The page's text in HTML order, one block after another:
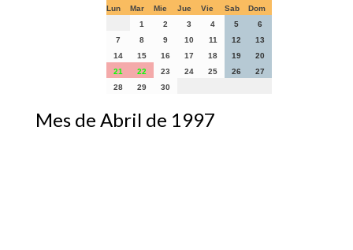
Lun Mar Mie Jue Vie Sab
Dom
1
2 3 4 5
6
7
8 9 10 11 12
13
14
15 16 17 18 19
20
21
22 23 24 25 26
27
28
29 30
Mes de Abril de 1997